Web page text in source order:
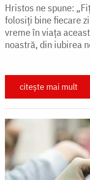
Hristos ne spune:
folosiţi bine fiecare
vreme în viaţa
noastră, din iubirea
citește mai mult